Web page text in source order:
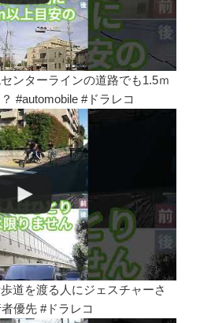
ンターラインの道路でも1.5ｍ
#automobile #ドラレコ
道を渡る人にジェスチャーさ
優先 #ドラレコ